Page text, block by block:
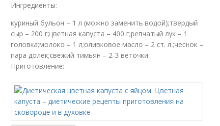
Ингредиенты:
куриный бульон – 1 л (можно заменить водой);твердый
сыр – 200 г;цветная капуста – 400 г;репчатый лук – 1
головка;молоко – 1 л;оливковое масло – 2 ст. л.;чеснок –
пара долек;свежий тимьян – 2-3 веточки.
Приготовление: